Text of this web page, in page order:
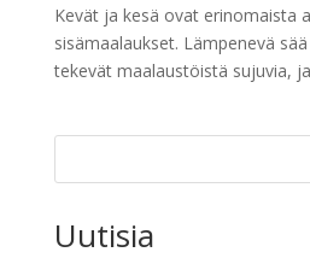
Kevät ja kesä ovat erinomaista
sisämaalaukset. Lämpenevä
tekevät maalaustöistä sujuvia,
Uutisia